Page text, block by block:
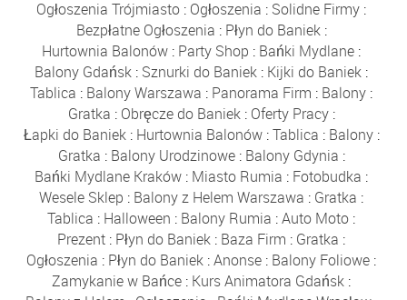
Ogłoszenia Trójmiasto : Ogłoszenia : Solidne Firmy :
Bezpłatne Ogłoszenia : Płyn do Baniek:
Hurtownia Balonów : Party Shop : Bańki Mydlane :
Balony Gdańsk : Sznurki do Baniek : Kijki do Baniek :
Tablica : Balony Warszawa : Panorama Firm : Balony :
Gratka : Obręcze do Baniek: Oferty Pracy:
Łapki do Baniek: Hurtownia Balonów:Tablica : Balony:
Gratka : Balony Urodzinowe: Balony Gdynia :
Bańki Mydlane Kraków : Miasto Rumia : Fotobudka :
Wesele Sklep : Balony z Helem Warszawa : Gratka :
Tablica : Halloween : Balony Rumia :Auto Moto :
Prezent : Płyn do Baniek : Baza Firm : Gratka :
Ogłoszenia : Płyn do Baniek :Anonse : Balony Foliowe :
Zamykanie w Bańce : Kurs Animatora Gdańsk :